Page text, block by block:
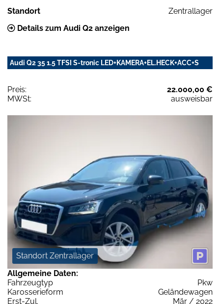
Standort
Zentrallager
Details zum Audi Q2 anzeigen
Audi Q2 35 1.5 TFSI S-tronic LED+KAMERA+EL.HECK+ACC+S
Preis:
22.000,00 €
MWSt:
ausweisbar
Standort Zentrallager
Allgemeine Daten:
Fahrzeugtyp
Pkw
Karosserieform
Geländewagen
Erst-Zul.
Mär / 2022